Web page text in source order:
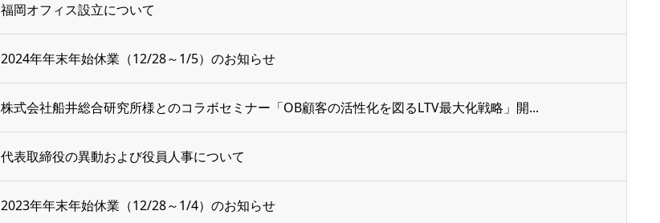
福岡オフィス設立について
2024年年末年始休業（12/28～1/5）のお知らせ
株式会社船井総合研究所様とのコラボセミナー「OB顧客の活性化を図るLTV最大化戦略」開...
代表取締役の異動および役員人事について
2023年年末年始休業（12/28～1/4）のお知らせ